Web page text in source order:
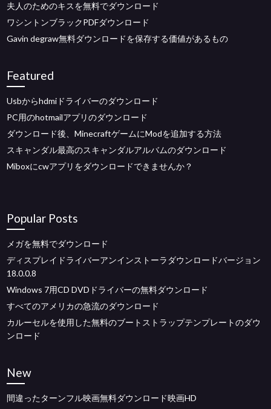
夫人のためのキスを無料でダウンロード
ワシントンブラックPDFダウンロード
Gavin degraw無料ダウンロードを保存する価値があるもの
Featured
Usbからhdmiドライバーのダウンロード
PC用のhotmailアプリのダウンロード
ダウンロード後、MinecraftゲームにModを追加する方法
スキャンダル最高のスキャンダルアルバムのダウンロード
Miboxにcwアプリをダウンロードできませんか？
Popular Posts
メガを無料でダウンロード
ディスプレイドライバーアンインストーラダウンロードバージョン
18.0.0.8
Windows 7用CD DVDドライバーの無料ダウンロード
すべてのアメリカの急流のダウンロード
カルーセルを使用した無料のブートストラップテンプレートのダウ
ンロード
New
間違ったターンフル映画無料ダウンロード映画HD